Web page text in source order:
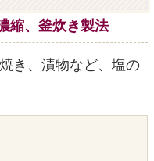
縮、釜炊き製法
き、漬物など、塩の